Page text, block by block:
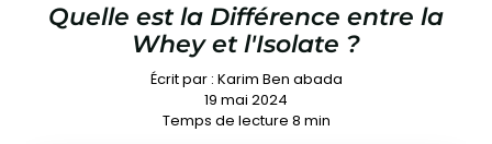
Quelle est la Différence entre la
Whey et l'Isolate ?
Écrit par : Karim Ben abada
19 mai 2024
Temps de lecture 8 min